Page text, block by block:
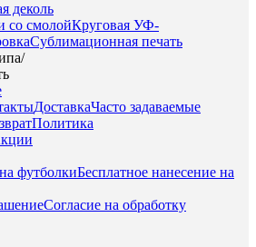
деколь
со смолойКруговая УФ-
Сублимационная печать
/
ДоставкаЧасто задаваемые
Политика
футболкиБесплатное нанесение на
Согласие на обработку